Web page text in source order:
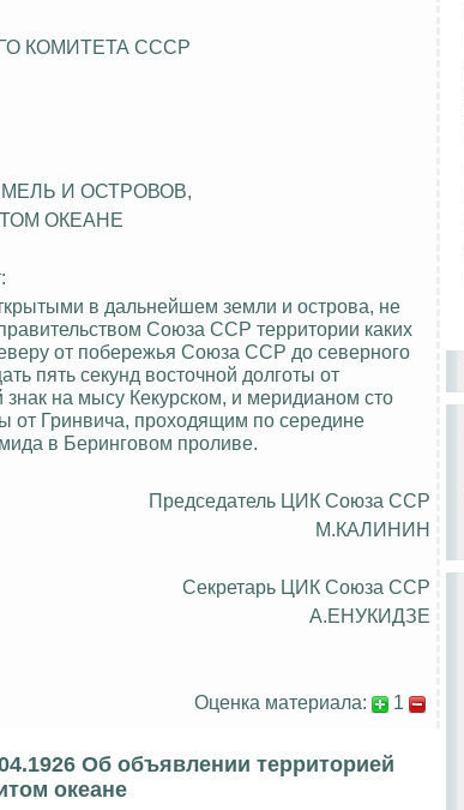
КОМИТЕТА СССР
И ОСТРОВОВ,
ОКЕАНЕ
в дальнейшем земли и острова, не
Союза ССР территории каких
от побережья Союза ССР до северного
пять секунд восточной долготы от
знак на мысу Кекурском , и меридианом сто
от Гринвича, проходящим по середине
в Беринговом проливе.
Председатель ЦИК Союза ССР
М.КАЛИНИН
Секретарь ЦИК Союза ССР
А.ЕНУКИДЗЕ
Оценка материала: 1
Об объявлении территорией
океане